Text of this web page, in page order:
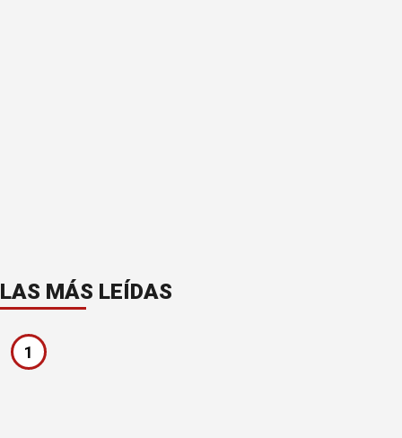
LAS MÁS LEÍDAS
1